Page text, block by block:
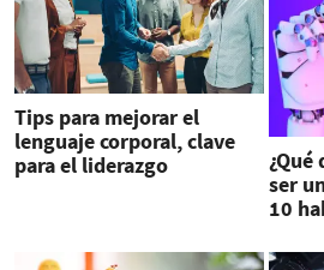
Tips para mejorar el
lenguaje corporal, clave
para el liderazgo
¿Qué
ser
10